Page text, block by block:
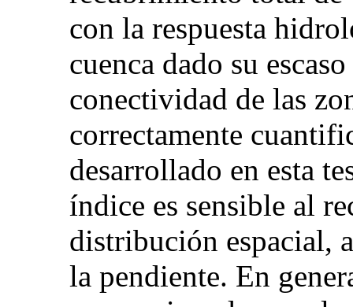
con la respuesta
cuenca dado su
conectividad de las
correctamente
desarrollado en esta
índice es sensible al
distribución espacial,
la pendiente. En